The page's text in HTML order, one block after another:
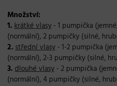
Množství:
1. krátké vlasy - 1 pumpička
(normální), 2 pumpičky (silné,
2. střední vlasy - 1-2 pumpička
(normální), 2-3 pumpičky (silné,
3. dlouhé vlasy - 2 pumpička
(normální), 4 pumpičky (silné,